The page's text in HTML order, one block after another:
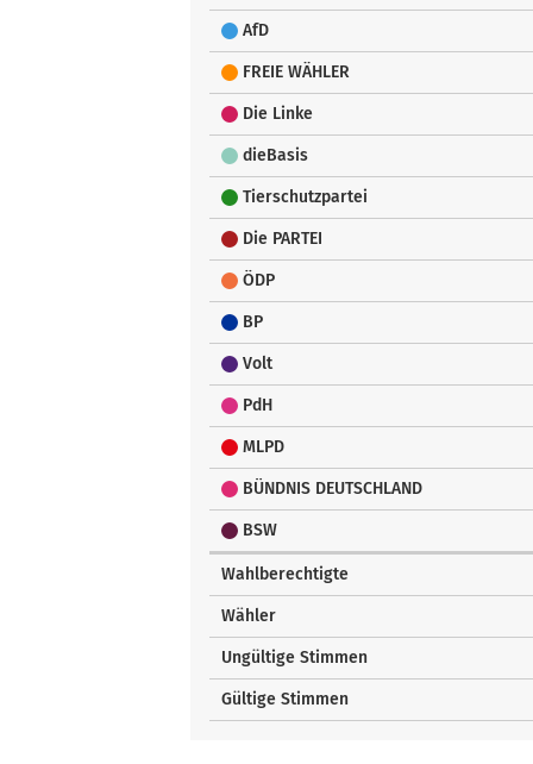
AfD
FREIE WÄHLER
Die Linke
dieBasis
Tierschutzpartei
Die PARTEI
ÖDP
BP
Volt
PdH
MLPD
BÜNDNIS DEUTSCHLAND
BSW
Wahlberechtigte
Wähler
Ungültige Stimmen
Gültige Stimmen